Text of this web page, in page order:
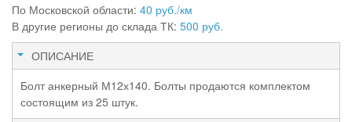
По Московской области: 40 руб./км
В другие регионы до склада ТК: 500 руб.
ОПИСАНИЕ
Болт анкерный М12х140. Болты продаются комплектом
состоящим из 25 штук.